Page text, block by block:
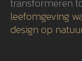
transformeren
leefomgeving
design op